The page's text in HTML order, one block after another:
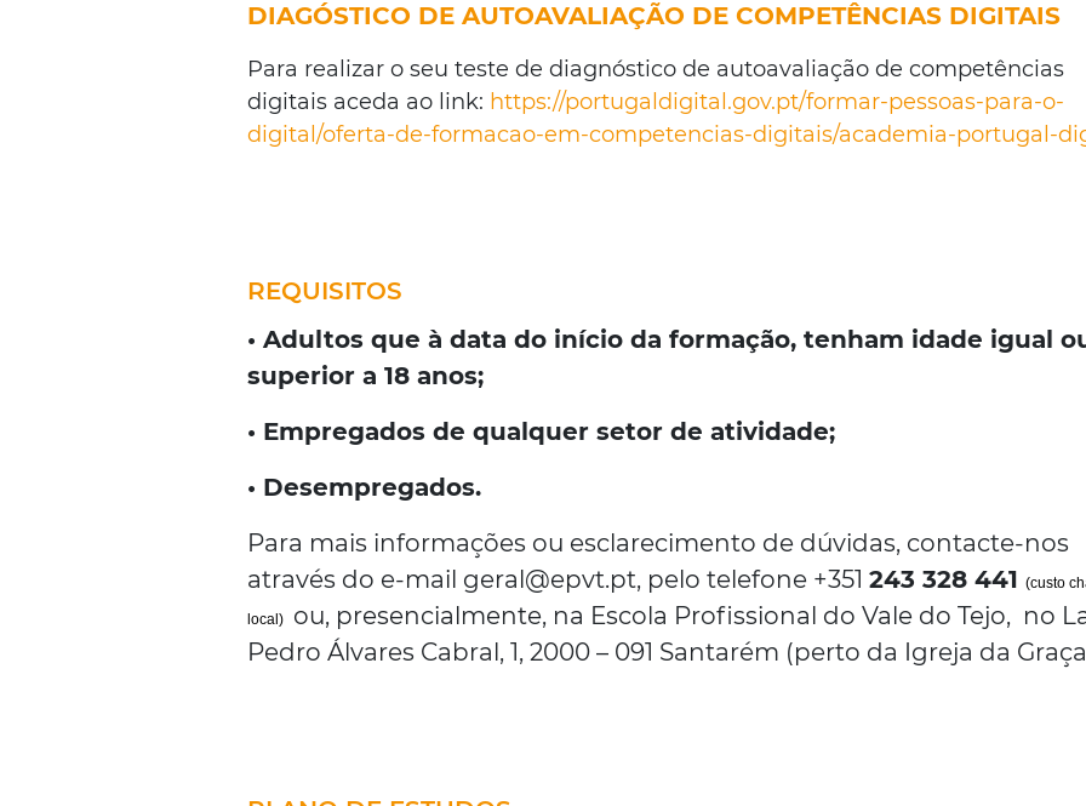
DIAGÓSTICO DE AUTOAVALIAÇÃO DE COMPETÊNCIAS DIGITAIS
Para realizar o seu teste de diagnóstico de autoavaliação de competências
digitais aceda ao link: https://portugaldigital.gov.pt/formar-pessoas-para-o-
digital/oferta-de-formacao-em-competencias-digitais/academia-portugal-
REQUISITOS
• Adultos que à data do início da formação, tenham idade igual
superior a 18 anos;
• Empregados de qualquer setor de atividade;
• Desempregados.
Para mais informações ou esclarecimento de dúvidas, contacte-nos
através do e-mail geral@epvt.pt, pelo telefone +351243 328 441(custo
local)
ou, presencialmente, na Escola Profissional do Vale do Tejo, no
Pedro Álvares Cabral, 1, 2000 – 091 Santarém (perto da Igreja da